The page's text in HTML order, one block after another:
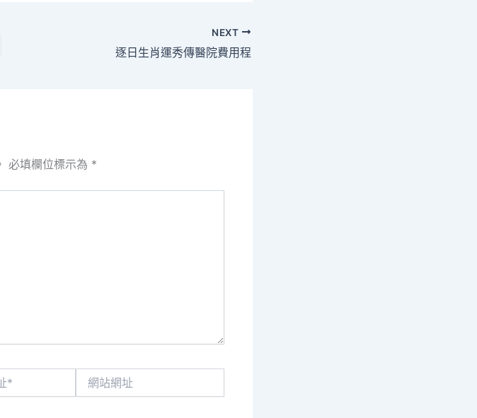
NEXT
逐日生肖運秀傳醫院費用程
必填欄位標示為 *